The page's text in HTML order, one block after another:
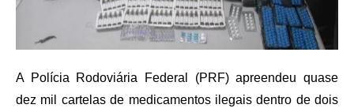
A Polícia Rodoviária Federal (PRF) apreendeu quase
dez mil cartelas de medicamentos ilegais dentro de dois